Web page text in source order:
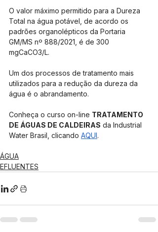
O valor máximo permitido para a Dureza
Total na água potável, de acordo os
padrões organolépticos da Portaria
GM/MS nº 888/2021, é de 300
mgCaCO3/L.
Um dos processos de tratamento mais
utilizados para a redução da dureza da
água é o abrandamento.
Conheça o curso on-line TRATAMENTO
DE ÁGUAS DE CALDEIRAS da Industrial
Water Brasil, clicando AQUI.
ÁGUA
EFLUENTES